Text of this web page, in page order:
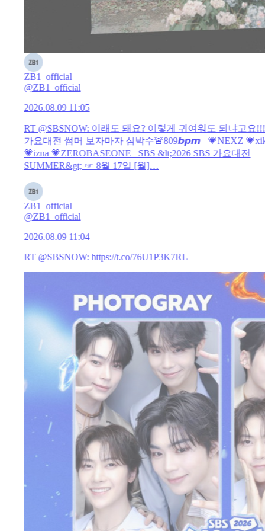
ZB1_official
@ZB1_official
2026.08.09 11:05
RT @SBSNOW: 이래도 돼요? 이렇게 귀여워도 되냐고요
가요대전 썸머 보자마자 심박수🚨809𝙗𝙥𝙢 💗NEXZ
💗izna 💗ZEROBASEONE SBS &lt;2026 SBS 가요대전
SUMMER&gt; ☞ 8월 17일 [월]…
ZB1_official
@ZB1_official
2026.08.09 11:04
RT @SBSNOW:https://t.co/76U1P3K7RL